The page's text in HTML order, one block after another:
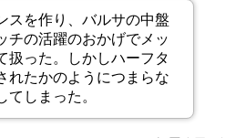
スを作り、バルサの中盤
チの活躍のおかげでメッ
扱った。しかしハーフタ
れたかのようにつまらな
てしまった。